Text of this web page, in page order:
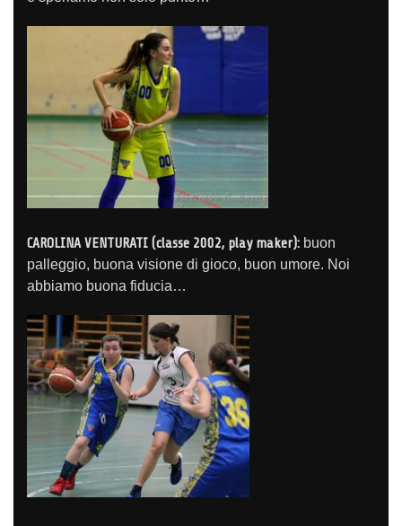
CAROLINA VENTURATI (classe 2002, play maker): buon
palleggio, buona visione di gioco, buon umore. Noi
abbiamo buona fiducia…